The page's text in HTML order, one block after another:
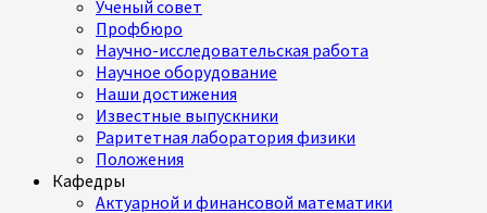
Ученый совет
Профбюро
Научно-исследовательская работа
Научное оборудование
Наши достижения
Известные выпускники
Раритетная лаборатория физики
Положения
Кафедры
Актуарной и финансовой математики